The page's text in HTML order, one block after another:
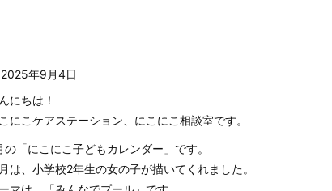
2025年9月4日
にちは！
にこケアステーション、にこにこ相談室です。
の「にこにこ子どもカレンダー」です。
は、小学校2年生の女の子が描いてくれました。